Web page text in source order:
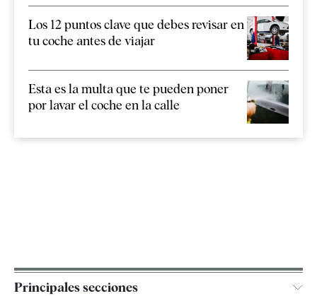
Los 12 puntos clave que debes revisar en
tu coche antes de viajar
Esta es la multa que te pueden poner
por lavar el coche en la calle
Principales secciones